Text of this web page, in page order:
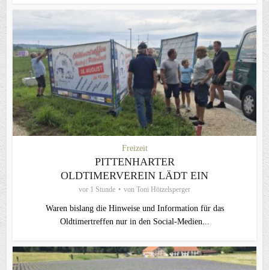
Freizeit
PITTENHARTER
OLDTIMERVEREIN LÄDT EIN
vor 1 Stunde von Toni Hötzelsperger
Waren bislang die Hinweise und Information für das
Oldtimertreffen nur in den Social-Medien...